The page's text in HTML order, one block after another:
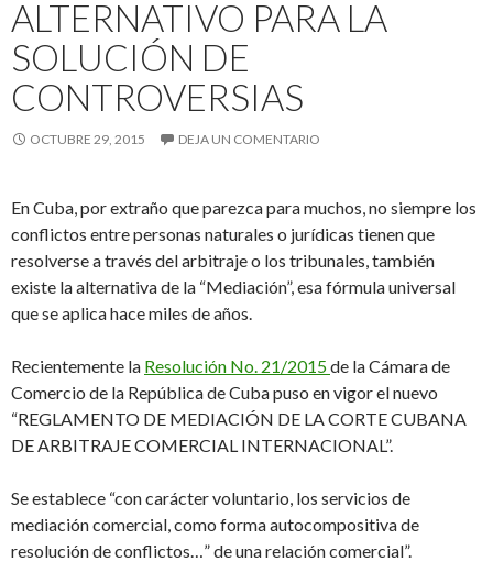
ALTERNATIVO PARA LA
SOLUCIÓN DE
CONTROVERSIAS
OCTUBRE 29, 2015 DEJA UN COMENTARIO
En Cuba, por extraño que parezca para muchos, no siempre los
conflictos entre personas naturales o jurídicas tienen que
resolverse a través del arbitraje o los tribunales, también
existe la alternativa de la “Mediación”, esa fórmula universal
que se aplica hace miles de años.
Recientemente la Resolución No. 21/2015de la Cámara de
Comercio de la República de Cuba puso en vigor el nuevo
“REGLAMENTO DE MEDIACIÓN DE LA CORTE CUBANA
DE ARBITRAJE COMERCIAL INTERNACIONAL”.
Se establece “con carácter voluntario, los servicios de
mediación comercial, como forma autocompositiva de
resolución de conflictos…” de una relación comercial”.